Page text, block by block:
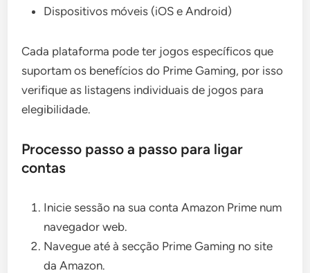
Dispositivos móveis (iOS e Android)
Cada plataforma pode ter jogos específicos que
suportam os benefícios do Prime Gaming, por isso
verifique as listagens individuais de jogos para
elegibilidade.
Processo passo a passo para ligar
contas
Inicie sessão na sua conta Amazon Prime num
navegador web.
Navegue até à secção Prime Gaming no site
da Amazon.